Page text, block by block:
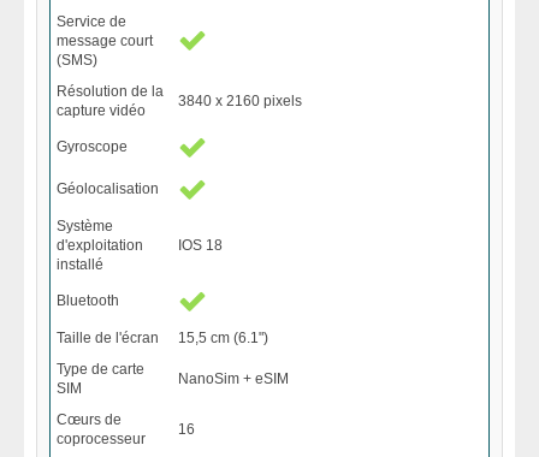
Service de
message court
(SMS)
Résolution de la
capture vidéo
3840 x 2160 pixels
Gyroscope
Géolocalisation
Système
d'exploitation
installé
IOS 18
Bluetooth
Taille de l'écran
15,5 cm (6.1")
Type de carte
SIM
NanoSim + eSIM
Cœurs de
coprocesseur
16